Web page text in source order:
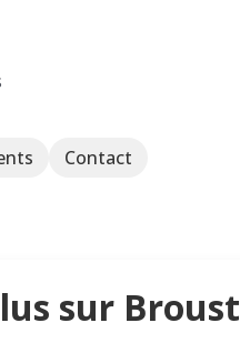
Contact
sur Broust